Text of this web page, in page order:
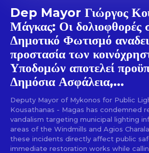
Dep Mayor Γιώργος
Μάγκας: Οι δολιοφθορές
Δημοτικό Φωτισμό
προστασία των
Υποδομών αποτελεί
Δημόσια Ασφάλεια,...
Deputy Mayor of Mykonos for Public
Kousathanas - Magas has condemned
vandalism targeting municipal lighting
areas of the Windmills and Agios
these incidents directly affect public
immediate restoration works while